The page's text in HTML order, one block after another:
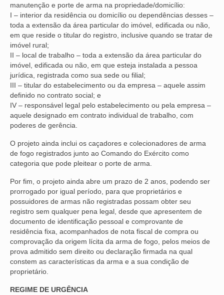
manutenção e porte de arma na propriedade/domicílio:
I – interior da residência ou domicílio ou dependências desses –
toda a extensão da área particular do imóvel, edificada ou não,
em que reside o titular do registro, inclusive quando se tratar de
imóvel rural;
II – local de trabalho – toda a extensão da área particular do
imóvel, edificada ou não, em que esteja instalada a pessoa
jurídica, registrada como sua sede ou filial;
III – titular do estabelecimento ou da empresa – aquele assim
definido no contrato social; e
IV – responsável legal pelo estabelecimento ou pela empresa –
aquele designado em contrato individual de trabalho, com
poderes de gerência.
O projeto ainda inclui os caçadores e colecionadores de arma
de fogo registrados junto ao Comando do Exército como
categoria que pode pleitear o porte de arma.
Por fim, o projeto ainda abre um prazo de 2 anos, podendo ser
prorrogado por igual período, para que proprietários e
possuidores de armas não registradas possam obter seu
registro sem qualquer pena legal, desde que apresentem de
documento de identificação pessoal e comprovante de
residência fixa, acompanhados de nota fiscal de compra ou
comprovação da origem lícita da arma de fogo, pelos meios de
prova admitido sem direito ou declaração firmada na qual
constem as características da arma e a sua condição de
proprietário.
REGIME DE URGÊNCIA